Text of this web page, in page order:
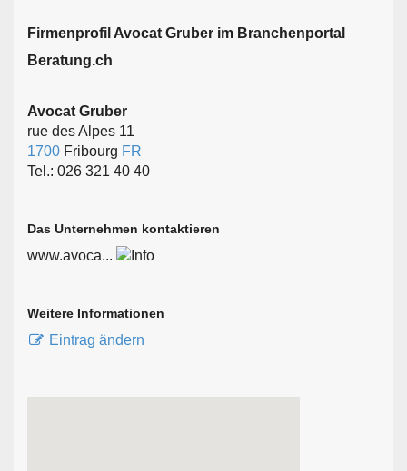
Firmen­profil Avocat Gruber im Branchen­portal
Beratung.ch
Avocat Gruber
rue des Alpes 11
1700 Fribourg FR
Tel.: 026 321 40 40
Das Unternehmen kontaktieren
www.avoca...
Weitere Informationen
Eintrag ändern